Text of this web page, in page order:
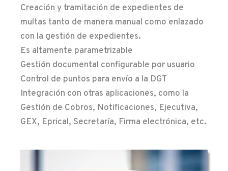
Creación y tramitación de expedientes de
multas tanto de manera manual como enlazado
con la gestión de expedientes.
Es altamente parametrizable
Gestión documental configurable por usuario
Control de puntos para envío a la DGT
Integración con otras aplicaciones, como la
Gestión de Cobros, Notificaciones, Ejecutiva,
GEX, Eprical, Secretaría, Firma electrónica, etc.